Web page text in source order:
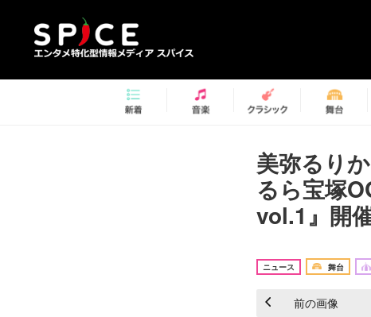
美弥るり
るら宝塚
vol.1』開
ニュース 舞台
前の画像